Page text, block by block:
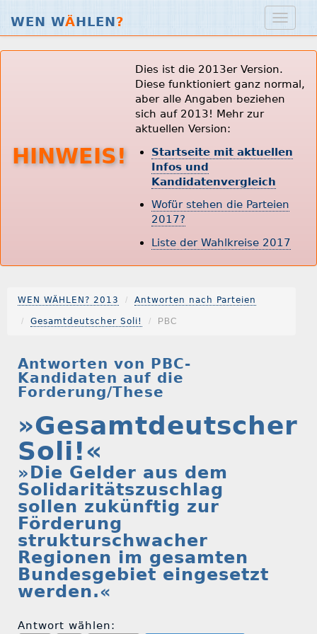
WEN WÄHLEN?
HINWEIS!
Dies ist die 2013er Version.
Diese funktioniert ganz normal,
aber alle Angaben beziehen
sich auf 2013! Mehr zur
aktuellen Version:
Startseite mit aktuellen
Infos und
Kandidatenvergleich
Wofür stehen die Parteien
2017?
Liste der Wahlkreise 2017
WEN WÄHLEN? 2013 Antworten nach Parteien
Gesamtdeutscher Soli! PBC
Antworten von PBC-
Kandidaten auf die
Forderung/These
»Gesamtdeutscher
Soli!«
»Die Gelder aus dem
Solidaritätszuschlag
sollen zukünftig zur
Förderung
strukturschwacher
Regionen im gesamten
Bundesgebiet eingesetzt
werden.«
Antwort wählen: